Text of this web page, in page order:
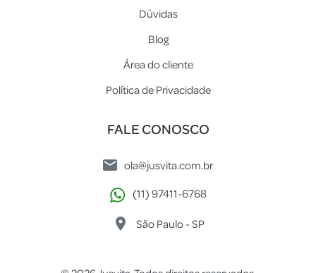
Dúvidas
Blog
Área do cliente
Política de Privacidade
FALE CONOSCO
ola@jusvita.com.br
(11) 97411-6768
São Paulo - SP